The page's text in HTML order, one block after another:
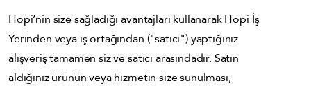
Hopi’nin size sağladığı avantajları kullanarak Hopi İş
Yerinden veya iş ortağından ("satıcı") yaptığınız
alışveriş tamamen siz ve satıcı arasındadır. Satın
aldığınız ürünün veya hizmetin size sunulması,